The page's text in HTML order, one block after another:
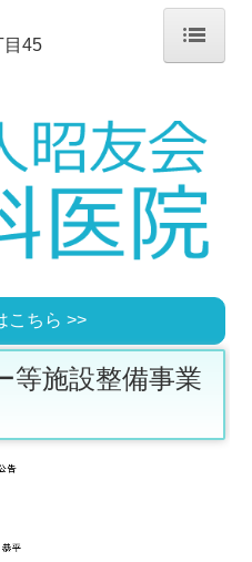
目45
こちら >>
等施設整備事業